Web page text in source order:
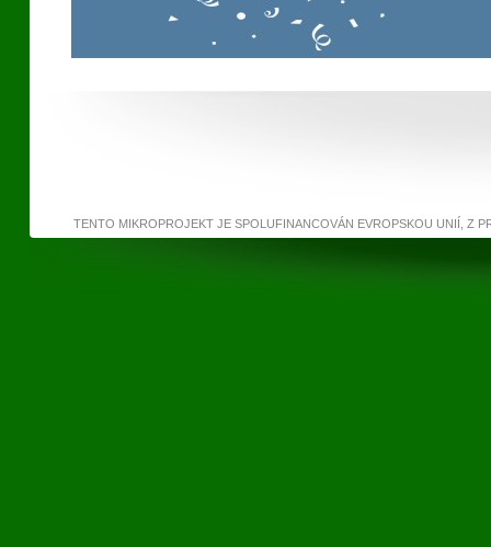
TENTO MIKROPROJEKT JE SPOLUFINANCOVÁN EVROPSKOU UNIÍ, Z